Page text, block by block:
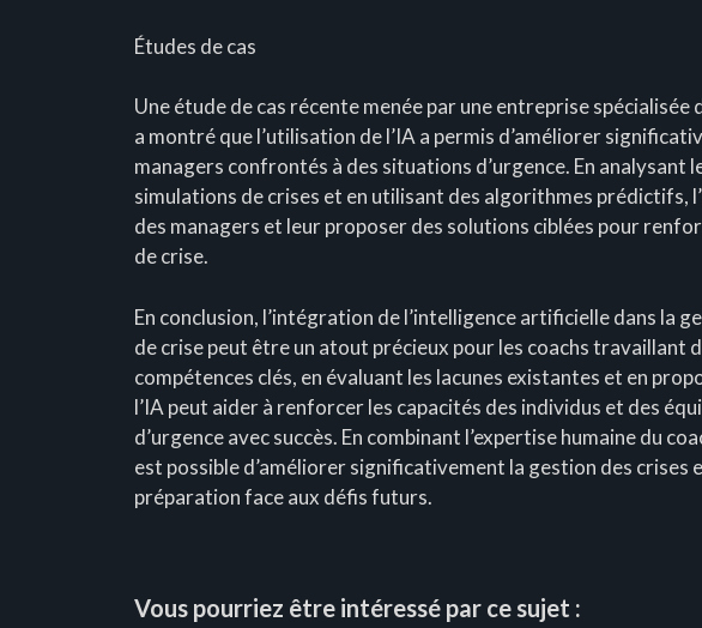
Études de cas
Une étude de cas récente menée par une entreprise spécialisée
a montré que l’utilisation de l’IA a permis d’améliorer
managers confrontés à des situations d’urgence. En analysant
simulations de crises et en utilisant des algorithmes prédictifs,
des managers et leur proposer des solutions ciblées pour
de crise.
En conclusion, l’intégration de l’intelligence artificielle dans la
de crise peut être un atout précieux pour les coachs travaillant
compétences clés, en évaluant les lacunes existantes et en
l’IA peut aider à renforcer les capacités des individus et des
d’urgence avec succès. En combinant l’expertise humaine du
est possible d’améliorer significativement la gestion des crises
préparation face aux défis futurs.
Vous pourriez être intéressé par ce sujet :